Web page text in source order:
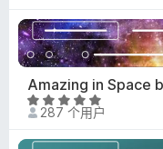
4
.
9
5
Amazing in Space
评
分
4
287 个用户